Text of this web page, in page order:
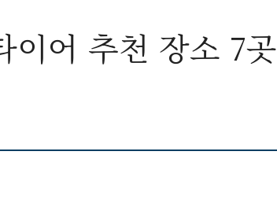
이어 추천 장소 7곳